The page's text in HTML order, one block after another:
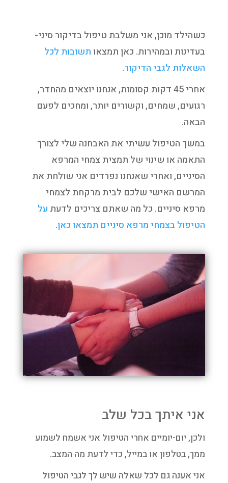
כשהילד מוכן, אני משלבת טיפול בדיקור סיני-
בעדינות ובמהירות. כאן תמצאו תשובות לכל
השאלות לגבי הדיקור.
אחרי 45 דקות קסומות, אנחנו יוצאים מהחדר,
רגועים, שמחים, וקשורים יותר, ומחכים לפעם
הבאה.
במשך הטיפול עשיתי את האבחנה שלי לצורך
התאמה או שינוי של תמצית צמחי המרפא
הסיניים, ואחרי שאנחנו נפרדים אני שולחת את
המרשם האישי שלכם לבית מרקחת לצמחי
מרפא סיניים. כל מה שאתם צריכים לדעת על
הטיפול בצמחי מרפא סיניים תמצאו כאן.
אני איתך בכל שלב
ולכן, יום-יומיים אחרי הטיפול אני אשמח לשמוע
ממך, בטלפון או במייל, כדי לדעת מה המצב.
אני אענה גם לכל שאלה שיש לך לגבי הטיפול